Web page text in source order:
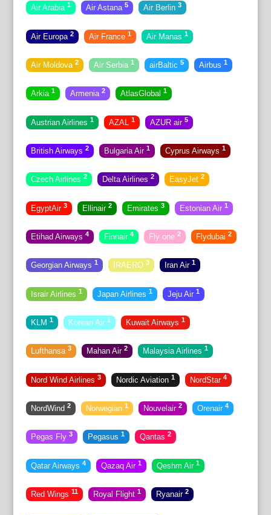
Air Arabia 1 Air Astana 5 Air Berlin 3
Air Europa 2 Air France 1 Air Manas 1
Air Moldova 2 Air Serbia 1 airBaltic 5 Airbus 1
Arkia 1 Armenia 2 AtlasGlobal 1
Austrian Airlines 1 AZAL 1 AZUR air 5
British Airways 2 Bulgaria Air 1 Cyprus Airways 1
Czech Airlines 2 Delta Airlines 2 EasyJet 2
EgyptAir 3 Ellinair 2 Emirates 3 Estonian Air 1
Etihad Airways 4 Finnair 4 Fly one 2 Flydubai 2
Georgian Airways 1 IRAERO 3 Iran Air 1
Israir Airlines 1 Japan Airlines 1 Jeju Air 1
KLM 1 Korean Air 1 Kuwait Airways 1
Lufthansa 3 Mahan Air 2 Malaysia Airlines 1
Nord Wind Airlines 3 Nordic Aviation 1 NordStar 4
NordWind 2 Norwegian 1 Nouvelair 2 Orenair 4
Pegas Fly 3 Pegasus 1 Qantas 2
Qatar Airways 4 Qazaq Air 1 Qeshm Air 1
Red Wings 11 Royal Flight 1 Ryanair 2